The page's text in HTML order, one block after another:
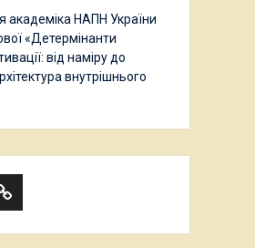
академіка НАПН України
«Детермінанти
від наміру до
внутрішнього